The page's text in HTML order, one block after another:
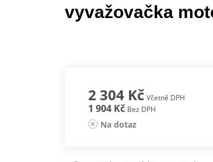
vyvažovačka
2 304 Kč Včetně DPH
1 904 Kč Bez DPH
Na dotaz